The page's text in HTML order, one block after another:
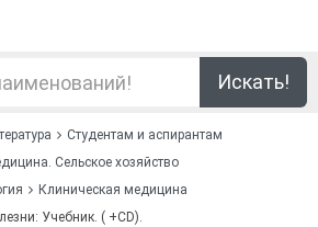
Искать!
Студентам и аспирантам
Сельское хозяйство
Клиническая медицина
Учебник. ( +CD).